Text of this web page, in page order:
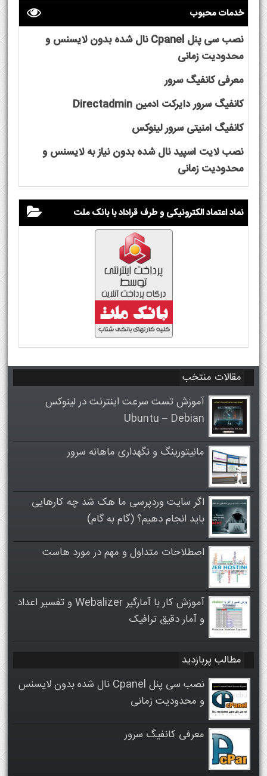
خدمات محبوب
نصب سی پنل Cpanel نال شده بدون لایسنس و
محدودیت زمانی
معرفی کانفیگ سرور
کانفیگ سرور دایرکت ادمین Directadmin
کانفیگ امنیتی سرور لینوکس
نصب لایت اسپید نال شده بدون نیاز به لایسنس و
محدودیت زمانی
نماد اعتماد الکترونیکی و طرف قراداد با بانک ملت
مقالات منتخب
آموزش تست سرعت اینترنت در لینوکس
Ubuntu – Debian
مانیتورینگ و نگهداری ماهانه سرور
اگر سایت وردپرسی ما هک شد چه کارهایی
باید انجام دهیم؟ (گام به گام)
اصطلاحات متداول و مهم در مورد هاست
آموزش کار با آمارگیر Webalizer و تفسیر اعداد
و آمار دقیق ترافیک
مطالب پربازدید
نصب سی پنل Cpanel نال شده بدون لایسنس
و محدودیت زمانی
معرفی کانفیگ سرور